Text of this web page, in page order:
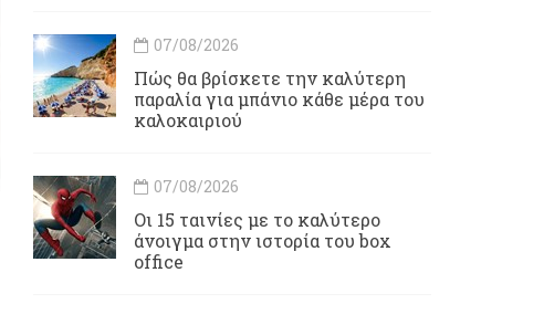
07/08/2026
Πώς θα βρίσκετε την καλύτερη
παραλία για μπάνιο κάθε μέρα του
καλοκαιριού
07/08/2026
Οι 15 ταινίες με το καλύτερο
άνοιγμα στην ιστορία του box
office